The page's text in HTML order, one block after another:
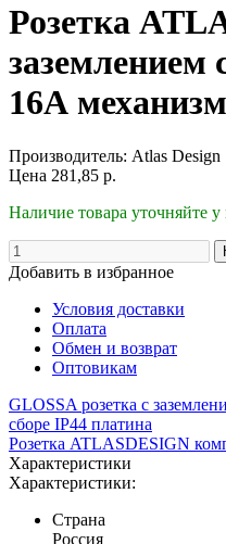
Розетка
16А
Производитель: Atlas Design
Цена 281,85 р.
Наличие товара уточняйте
Добавить в избранное
Условия доставки
Оплата
Обмен и возврат
Оптовикам
GLOSSA розетка с
сборе IP44 платина
Розетка ATLASDESIGN
Характеристики
Характеристики:
Страна
Россия